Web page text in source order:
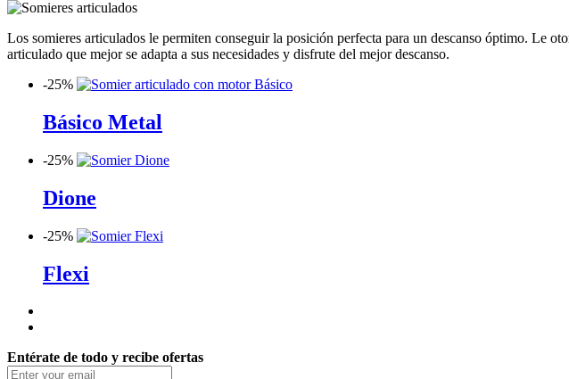
Los somieres articulados le permiten conseguir la posición perfecta para un descanso óptimo. Le
articulado que mejor se adapta a sus necesidades y disfrute del mejor descanso.
-25%
Básico Metal
-25%
Dione
-25%
Flexi
Entérate de todo y recibe ofertas